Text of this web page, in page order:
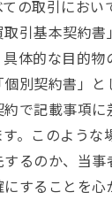
の取引におい
引基本契約
体的な目的物
別契約書」と
で記載事項に
。このような
るのか、当
することを心